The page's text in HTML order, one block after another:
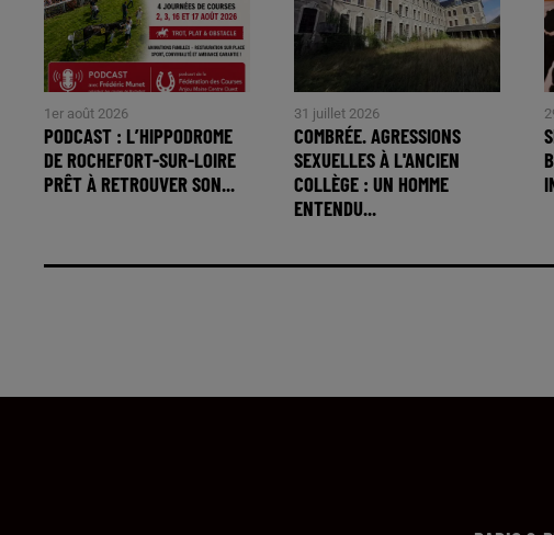
1er août 2026
PODCAST : L’HIPPODROME
DE ROCHEFORT-SUR-LOIRE
PRÊT À RETROUVER SON...
31 juillet 2026
COMBRÉE. AGRESSIONS
SEXUELLES À L'ANCIEN
COLLÈGE : UN HOMME
ENTENDU...